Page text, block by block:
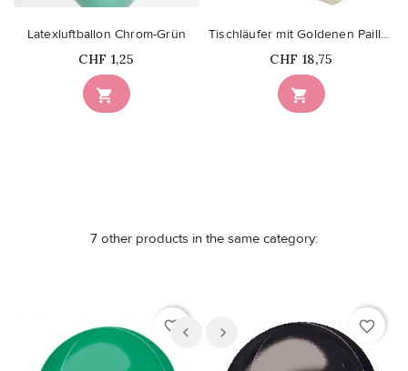

Latexluftballon Chrom-Grün
Price
CHF 1,25

Tischläufer mit Goldenen Pailletten
Price
CHF 18,75
7 other products in the same category:
favorite_border favorite_border